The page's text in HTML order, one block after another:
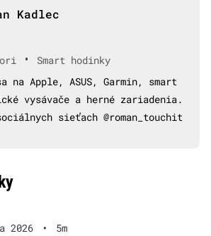
Kadlec
•
Smart hodinky
na Apple, ASUS, Garmin, smart
vysávače a herné zariadenia.
sieťach @roman_touchit
2026 •
5m